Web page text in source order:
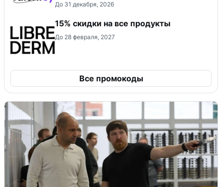
До 31 декабря, 2026
15% скидки на все продукты
До 28 февраля, 2027
Все промокоды